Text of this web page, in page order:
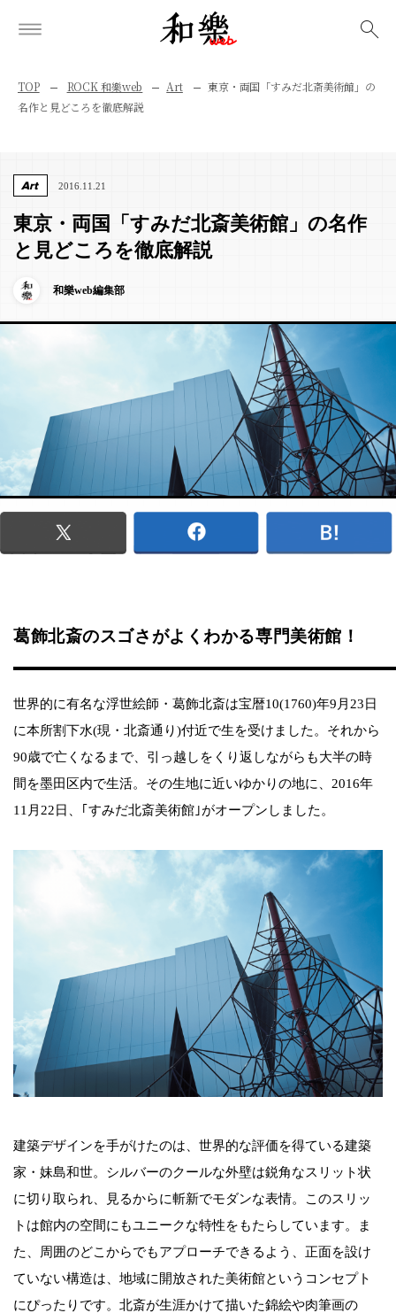
TOP ROCK 和樂web Art
東京・両国「すみだ北斎美術館」の
名作と見どころを徹底解説
Art 2016.11.21
東京・両国「すみだ北斎美術館」の名作
と見どころを徹底解説
和樂web編集部
葛飾北斎のスゴさがよくわかる専門美術館！
世界的に有名な浮世絵師・葛飾北斎は宝暦10(1760)年9月23日
に本所割下水(現・北斎通り)付近で生を受けました。それから
90歳で亡くなるまで、引っ越しをくり返しながらも大半の時
間を墨田区内で生活。その生地に近いゆかりの地に、2016年
11月22日、｢すみだ北斎美術館｣がオープンしました。
建築デザインを手がけたのは、世界的な評価を得ている建築
家・妹島和世。シルバーのクールな外壁は鋭角なスリット状
に切り取られ、見るからに斬新でモダンな表情。このスリッ
トは館内の空間にもユニークな特性をもたらしています。ま
た、周囲のどこからでもアプローチできるよう、正面を設け
ていない構造は、地域に開放された美術館というコンセプト
にぴったりです。北斎が生涯かけて描いた錦絵や肉筆画の